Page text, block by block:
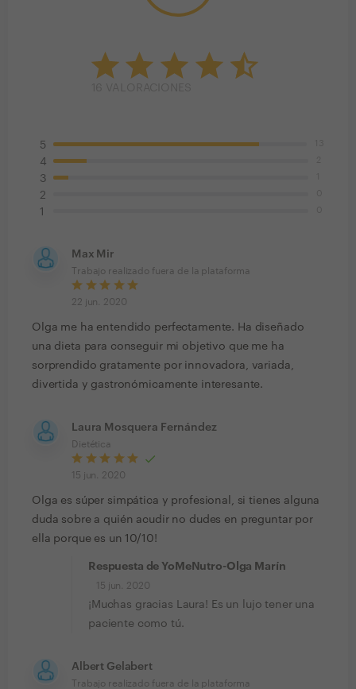
5
4
3
2
1
Max Mir
Trabajo realizado fuera de la plataforma
22 jun. 2020
Olga me ha entendido perfectamente. Ha diseñado
una dieta para conseguir mi objetivo que me ha
sorprendido gratamente por innovadora, variada,
divertida y gastronómicamente interesante.
Laura Mosquera Fernández
Dietética
15 jun. 2020
Olga es súper simpática y profesional, si tienes alguna
duda sobre a quién acudir no dudes en preguntar por
ella porque es un 10/10!
Respuesta de YoMeNutro-Olga Marín
15 jun. 2020
¡Muchas gracias Laura! Es un lujo tener una
paciente como tú.
Albert Gelabert
Trabajo realizado fuera de la plataforma